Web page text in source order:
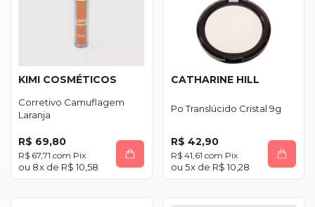
KIMI COSMÉTICOS
Corretivo Camuflagem
Laranja
R$ 69,80
R$ 67,71 com Pix
8x de R$ 10,58
CATHARINE HILL
Po Translúcido Cristal 9g
R$ 42,90
R$ 41,61 com Pix
5x de R$ 10,28